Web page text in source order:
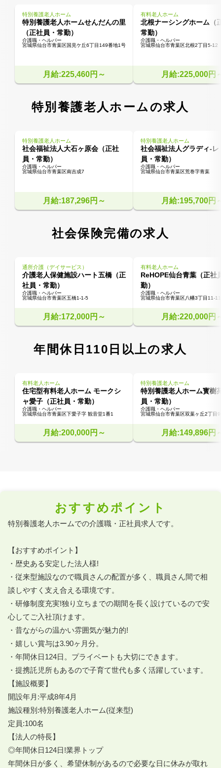
特別養護老人ホーム
特別養護老人ホームせんだんの里
（正社員・常勤）
介護職・ヘルパー
宮城県仙台市青葉区国見ケ丘6丁目149番地1号
月給:225,460円～
有料老人ホーム
北根ナーシングホーム（
常勤）
介護職・ヘルパー
宮城県仙台市青葉区北根2丁目5-12
月給:225,000円
特別養護老人ホームの求人
特別養護老人ホーム
社会福祉法人大石ヶ原会（正社
員・常勤）
介護職・ヘルパー
宮城県仙台市青葉区南吉成7
月給:187,296円～
特別養護老人ホーム
社会福祉法人グラディ-レ
員・常勤）
介護職・ヘルパー
宮城県仙台市青葉区荒巻字青葉
月給:195,700円
社会保険完備の求人
通所介護（デイサービス）
介護老人保健施設ハート五橋（正
社員・常勤）
介護職・ヘルパー
宮城県仙台市青葉区五橋1-1-5
月給:172,000円～
有料老人ホーム
ReHOPE仙台青葉（正社
勤）
介護職・ヘルパー
宮城県仙台市青葉区八幡3丁目11-11
月給:220,000円
年間休日110日以上の求人
有料老人ホーム
住宅型有料老人ホーム モークシ
ャ愛子（正社員・常勤）
介護職・ヘルパー
宮城県仙台市青葉区下愛子字 観音堂1番1
月給:200,000円～
特別養護老人ホーム
特別養護老人ホーム寳樹
員・常勤）
介護職・ヘルパー
宮城県仙台市青葉区双葉ヶ丘2丁目
月給:149,896円
おすすめポイント
特別養護老人ホームでの介護職・正社員求人です。
【おすすめポイント】
・歴史ある安定した法人様!
・従来型施設なので職員さんの配置が多く、職員さん間で相
談しやすく支え合える環境です。
・研修制度充実!独り立ちまでの期間を長く設けているので安
心してご入社頂けます。
・昔ながらの温かい雰囲気が魅力的!
・嬉しい賞与は3.90ヶ月分。
・年間休日124日。プライベートも大切にできます。
・提携託児所もあるので子育て世代も多く活躍しています。
【施設概要】
開設年月:平成8年4月
施設種別:特別養護老人ホーム(従来型)
定員:100名
【法人の特長】
◎年間休日124日!業界トップ
年間休日が多く、希望休制があるので必要な日に休みが取れ